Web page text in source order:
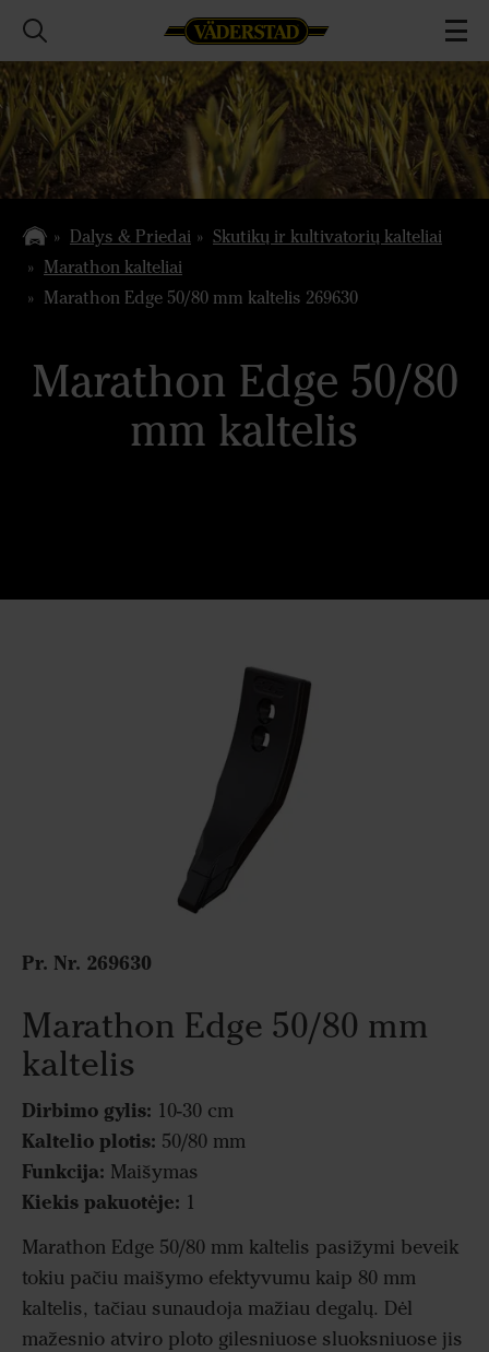
Dalys & Priedai
Skutikų ir kultivatorių kalteliai
Marathon kalteliai
Marathon Edge 50/80 mm kaltelis 269630
Marathon Edge 50/80
mm kaltelis
Pr. Nr. 269630
Marathon Edge 50/80 mm
kaltelis
Dirbimo gylis: 10-30 cm
Kaltelio plotis: 50/80 mm
Funkcija: Maišymas
Kiekis pakuotėje: 1
Marathon Edge 50/80 mm kaltelis pasižymi beveik
tokiu pačiu maišymo efektyvumu kaip 80 mm
kaltelis, tačiau sunaudoja mažiau degalų. Dėl
mažesnio atviro ploto gilesniuose sluoksniuose jis